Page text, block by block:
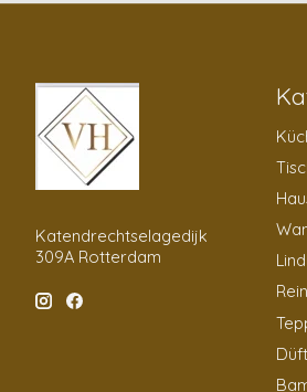
Katendrechtselagedijk
309A Rotterdam